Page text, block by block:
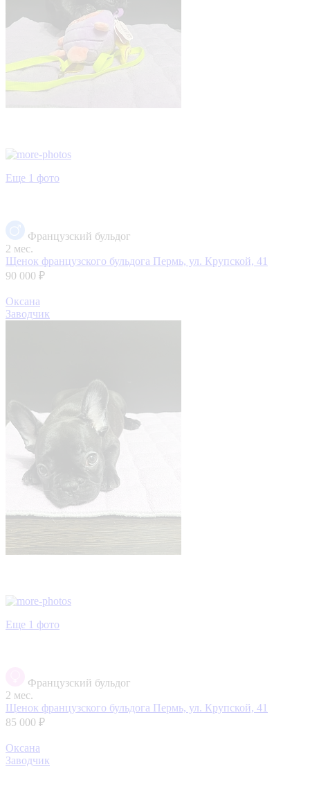
Еще 1 фото
Французский бульдог
2 мес.
Щенок французского бульдога Пермь, ул. Крупской, 41
90 000 ₽
Оксана
Заводчик
Еще 1 фото
Французский бульдог
2 мес.
Щенок французского бульдога Пермь, ул. Крупской, 41
85 000 ₽
Оксана
Заводчик